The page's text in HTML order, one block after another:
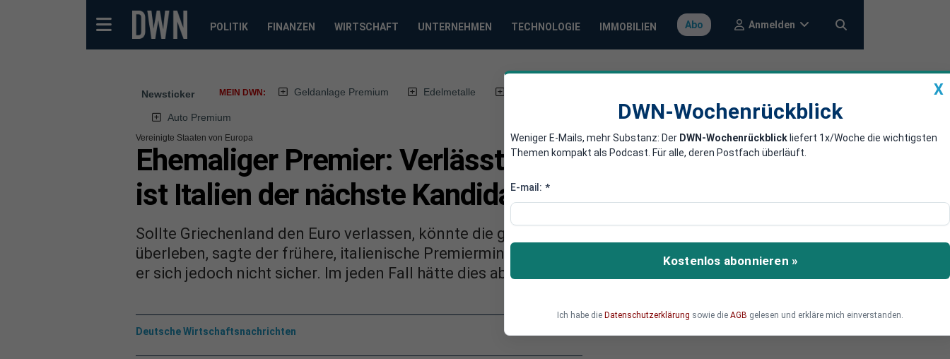
POLITIK FINANZEN WIRTSCHAFT UNTERNEHMEN TECHNOLOGIE IMMOBILIEN Abo Anmelden
Newsticker MEIN DWN: Geldanlage Premium Edelmetalle
Auto Premium
Vereinigte Staaten von Europa
Ehemaliger Premier: Verlässt Griechenland den Euro,
ist Italien der nächste Kandidat
Sollte Griechenland den Euro verlassen, könnte die gemeinsame Währung wahrscheinlich
überleben, sagte der frühere, italienische Premierminister Giuliano Amato. Bei Griechenland sei
er sich jedoch nicht sicher. Im jeden Fall hätte dies aber auch Konsequenzen für Italien.
Deutsche Wirtschaftsnachrichten
X
DWN-Wochenrückblick
Weniger E-Mails, mehr Substanz: Der DWN-Wochenrückblick liefert 1x/Woche die wichtigsten
Themen kompakt als Podcast. Für alle, deren Postfach überläuft.
E-mail: *
Kostenlos abonnieren »
Ich habe die Datenschutzerklärung sowie die AGB gelesen und erkläre mich einverstanden.